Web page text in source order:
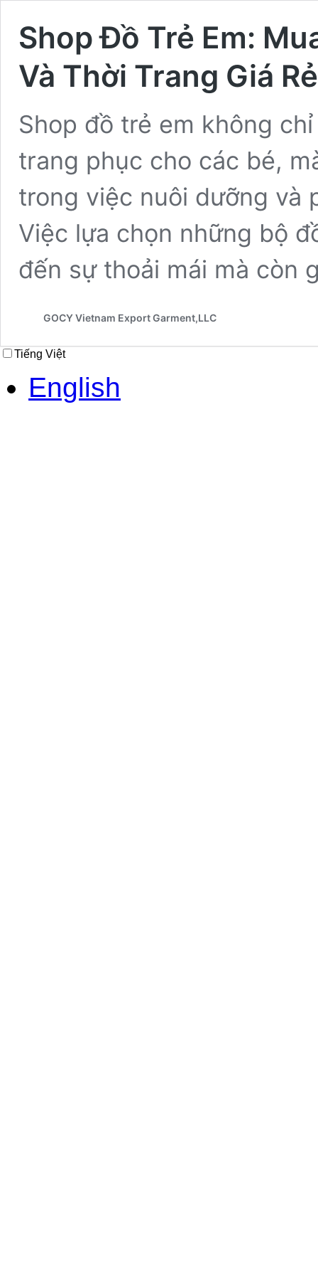
Shop Đồ Trẻ Em:
Và Thời Trang Giá
Shop đồ trẻ em không
trang phục cho các bé,
trong việc nuôi dưỡng và
Việc lựa chọn những bộ
đến sự thoải mái mà còn
GOCY Vietnam Export Garment,LLC
Tiếng Việt
English